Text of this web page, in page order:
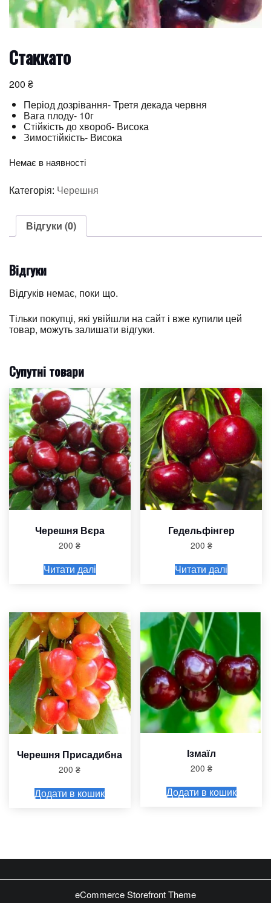
Стаккато
200 ₴
Період дозрівання- Третя декада червня
Вага плоду- 10г
Стійкість до хвороб- Висока
Зимостійкість- Висока
Немає в наявності
Категорія: Черешня
Відгуки (0)
Відгуки
Відгуків немає, поки що.
Тільки покупці, які увійшли на сайт і вже купили цей
товар, можуть залишати відгуки.
Супутні товари
Черешня Вєра
200₴
Читати далі
Гедельфінгер
200 ₴
Читати далі
Черешня Присадибна
200₴
Додати в кошик
Ізмаїл
200 ₴
Додати в кошик
eCommerce Storefront Theme